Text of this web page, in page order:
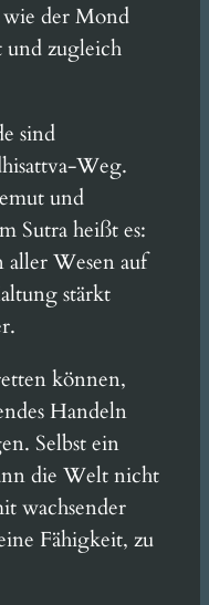
der Mond
und zugleich
sind
Weg.
und
Sutra heißt es:
Wesen auf
stärkt
können,
Handeln
Selbst ein
die Welt nicht
wachsender
Fähigkeit, zu